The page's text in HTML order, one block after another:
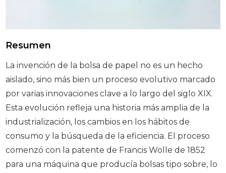
Resumen
La invención de la bolsa de papel no es un hecho
aislado, sino más bien un proceso evolutivo marcado
por varias innovaciones clave a lo largo del siglo XIX.
Esta evolución refleja una historia más amplia de la
industrialización, los cambios en los hábitos de
consumo y la búsqueda de la eficiencia. El proceso
comenzó con la patente de Francis Wolle de 1852
para una máquina que producía bolsas tipo sobre, lo